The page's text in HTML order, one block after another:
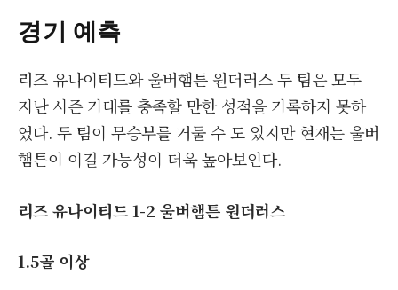
경기 예측
리즈 유나이티드와 울버햄튼 원더러스 두 팀은 모두
지난 시즌 기대를 충족할 만한 성적을 기록하지 못하
였다. 두 팀이 무승부를 거둘 수 도 있지만 현재는 울버
햄튼이 이길 가능성이 더욱 높아보인다.
리즈 유나이티드1-2 울버햄튼 원더러스
1.5골 이상